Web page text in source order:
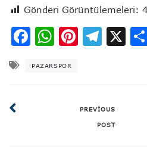
Gönderi Görüntülemeleri:
Facebook
WhatsApp
X
PAZARSPOR
PREVIOUS
POST